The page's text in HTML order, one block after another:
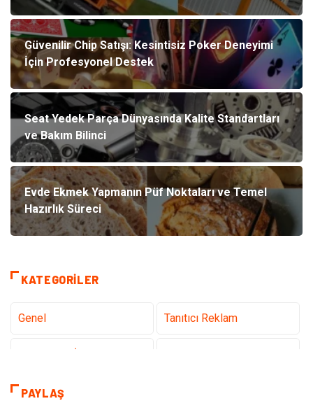
Güvenilir Chip Satışı: Kesintisiz Poker Deneyimi
İçin Profesyonel Destek
Seat Yedek Parça Dünyasında Kalite Standartları
ve Bakım Bilinci
Evde Ekmek Yapmanın Püf Noktaları ve Temel
Hazırlık Süreci
KATEGORILER
Genel Tanıtıcı Reklam
Hizmet
PAYLAŞ